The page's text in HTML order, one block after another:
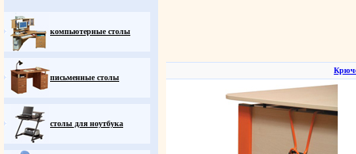
компьютерные столы
письменные столы
столы для ноутбука